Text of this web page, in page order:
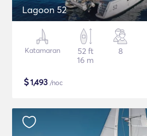
Lagoon 52
Katamaran
52 ft
16 m
8
$1,493 /noc